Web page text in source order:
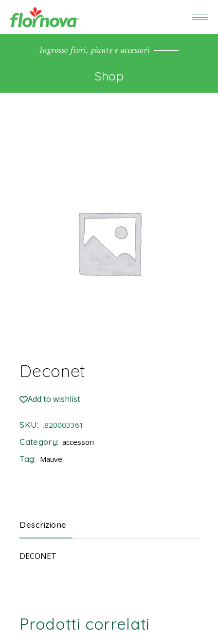
Ingrosso fiori, piante e accessori
Shop
Deconet
Add to wishlist
SKU: .820003361
Category: accessori
Tag: Mauve
Descrizione
DECONET
Prodotti correlati